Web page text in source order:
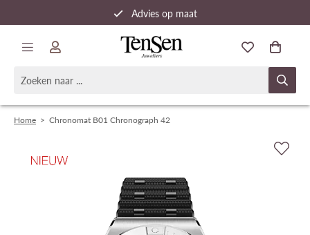
Advies op maat
Snelle verzending
Home > Chronomat B01 Chronograph 42